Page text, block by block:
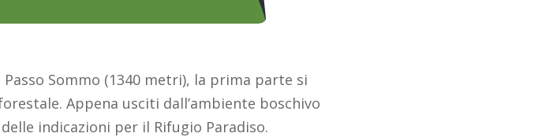
Sommo (1340 metri), la prima parte si
Appena usciti dall’ambiente boschivo
indicazioni per il Rifugio Paradiso.